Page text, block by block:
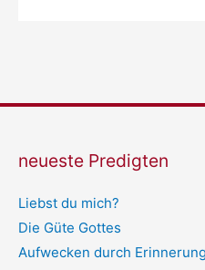
neueste Predigten
Liebst du mich?
Die Güte Gottes
Aufwecken durch Erinnerung